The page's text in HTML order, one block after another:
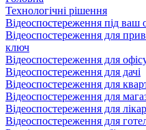
Технологічні рішення
Відеоспостереження під ваш
Відеоспостереження для
ключ
Відеоспостереження для
Відеоспостереження для дачі
Відеоспостереження для
Відеоспостереження для
Відеоспостереження для
Відеоспостереження для